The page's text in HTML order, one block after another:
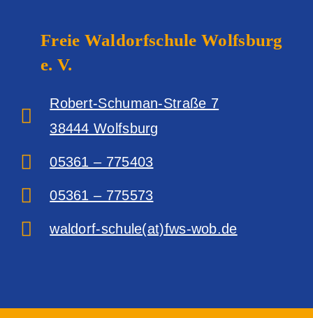
Freie Waldorfschule Wolfsburg
e. V.
Robert-Schuman-Straße 7
38444 Wolfsburg‎
05361 – 775403
05361 – 775573
waldorf-schule(at)fws-wob.de